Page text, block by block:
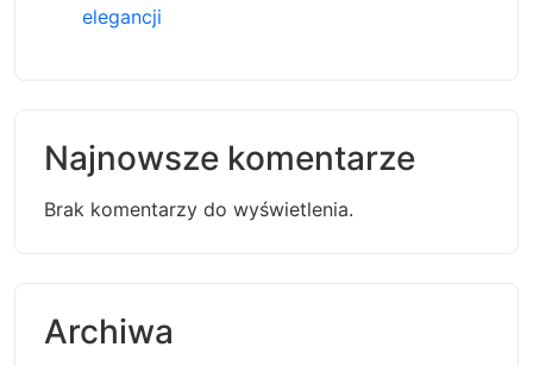
elegancji
Najnowsze komentarze
Brak komentarzy do wyświetlenia.
Archiwa